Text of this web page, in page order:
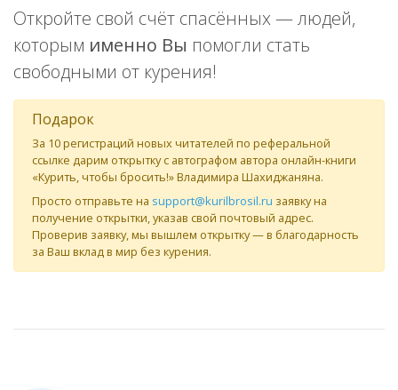
Откройте свой счëт спасëнных — людей,
которым именно Вы помогли стать
свободными от курения!
Подарок
За 10 регистраций новых читателей по реферальной
ссылке дарим открытку с автографом автора онлайн-книги
«Курить, чтобы бросить!» Владимира Шахиджаняна.
Просто отправьте на support@kurilbrosil.ru заявку на
получение открытки, указав свой почтовый адрес.
Проверив заявку, мы вышлем открытку — в благодарность
за Ваш вклад в мир без курения.